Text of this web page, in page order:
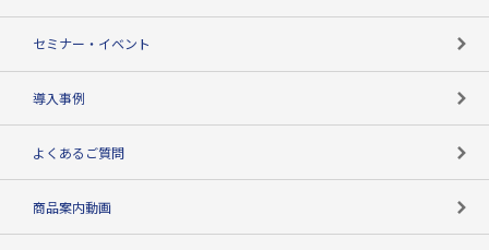
セミナー・イベント
導入事例
よくあるご質問
商品案内動画